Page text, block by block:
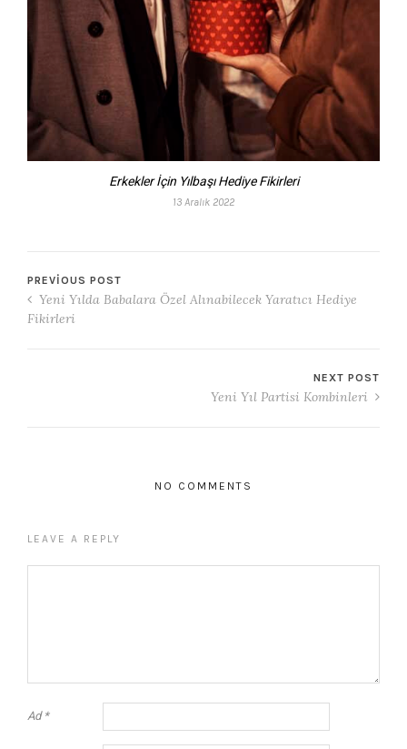
Erkekler İçin Yılbaşı Hediye Fikirleri
13 Aralık 2022
PREVIOUS POST
Yeni Yılda Babalara Özel Alınabilecek Yaratıcı Hediye
Fikirleri
NEXT POST
Yeni Yıl Partisi Kombinleri
NO COMMENTS
LEAVE A REPLY
Ad *